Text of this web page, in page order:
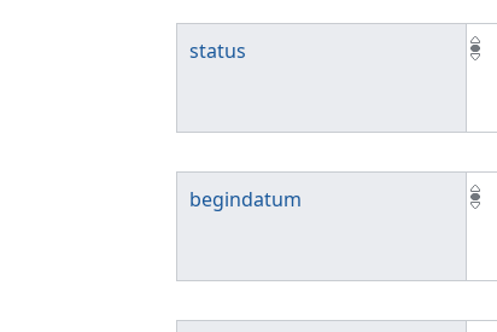
status
begindatum